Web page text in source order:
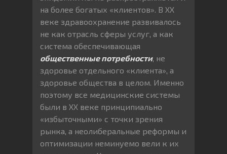
на более богатых «клиентов». В ХХ
веке здравоохранение развивалось
не как отрасль сферы услуг, а как
система обеспечивающая
общественные потребности, не
здоровье отдельного «клиента», а
здоровье общества в целом. Именно
поэтому все медицинские системы
были в ХХ веке принципиально
«избыточными» с точки зрения
рынка, а неолиберальные реформы и
оптимизации неминуемо вели к их